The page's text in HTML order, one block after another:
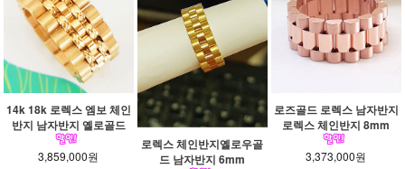
14k 18k 로렉스 엠보 체인
반지 남자반지 옐로골드
3,859,000원
로렉스 체인반지옐로우골
드 남자반지 6mm
로즈골드 로렉스 남자반지
로렉스 체인반지 8mm
3,373,000원